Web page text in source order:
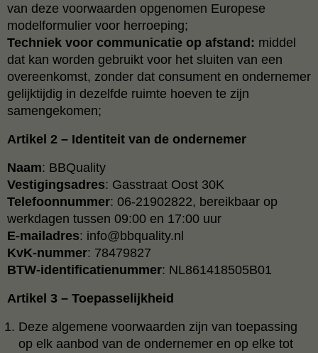
van deze voorwaarden opgenomen Europese
modelformulier voor herroeping;
Techniek voor communicatie op afstand: middel
dat kan worden gebruikt voor het sluiten van een
overeenkomst, zonder dat consument en ondernemer
gelijktijdig in dezelfde ruimte hoeven te zijn
samengekomen;
Artikel 2 – Identiteit van de ondernemer
Naam: BBQuality
Vestigingsadres: Gasstraat Oost 30K
Telefoonnummer: 06-21902822, bereikbaar op
werkdagen tussen 09:00 en 17:00 uur
E-mailadres: info@bbquality.nl
KvK-nummer: 78479827
BTW-identificatienummer: NL861418505B01
Artikel 3 – Toepasselijkheid
Deze algemene voorwaarden zijn van toepassing
op elk aanbod van de ondernemer en op elke tot